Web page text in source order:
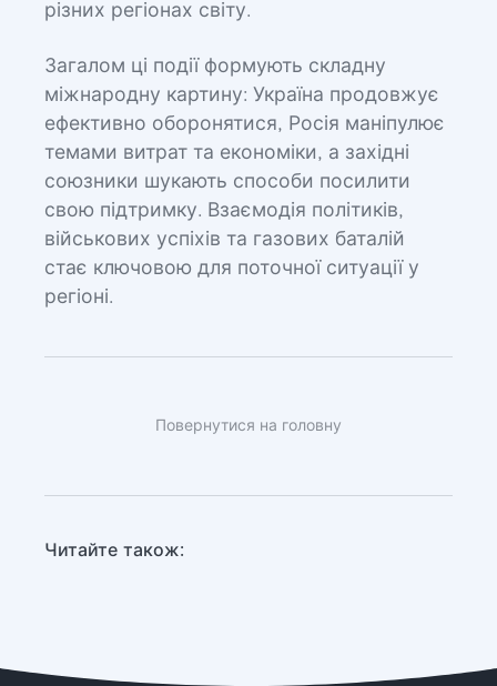
різних регіонах світу.
Загалом ці події формують складну
міжнародну картину: Україна продовжує
ефективно оборонятися, Росія маніпулює
темами витрат та економіки, а західні
союзники шукають способи посилити
свою підтримку. Взаємодія політиків,
військових успіхів та газових баталій
стає ключовою для поточної ситуації у
регіоні.
Повернутися на головну
Читайте також: